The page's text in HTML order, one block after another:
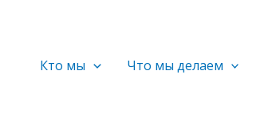
Кто мы Что мы делаем